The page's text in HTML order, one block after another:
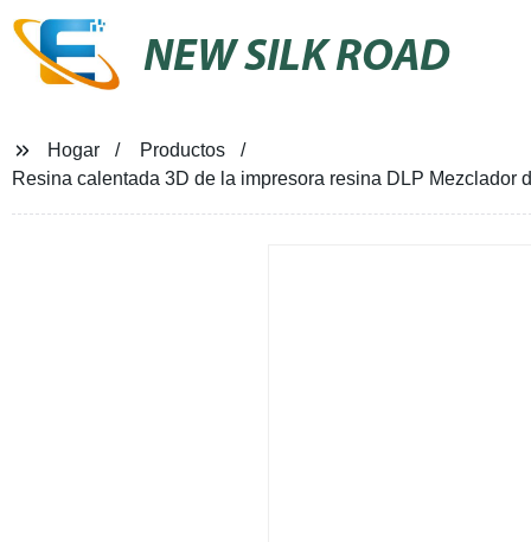
NEW SILK ROAD
Hogar
Productos
Resina calentada 3D de la impresora resina DLP